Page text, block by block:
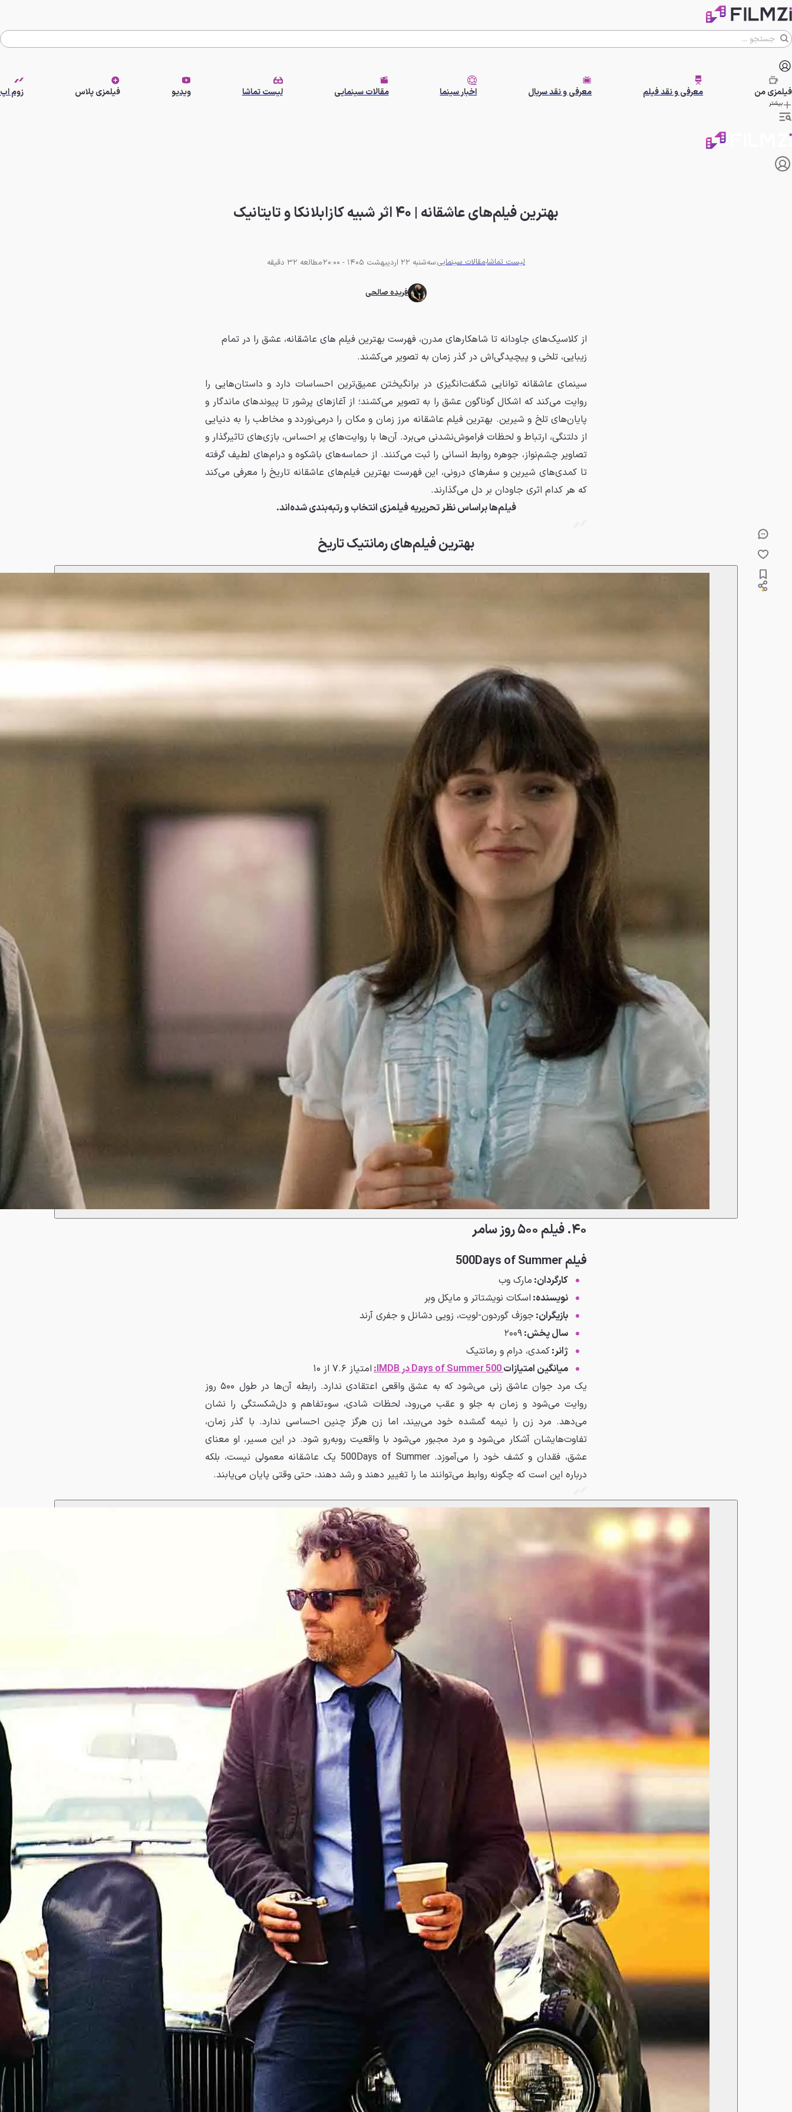
فیلمزیمن معرفی و نقد فیلم معرفی و نقد سریال اخبار سینما مقالات سینمایی لیست تماشا ویدیو فیلمزی پلاس زوم اپ
بیشتر
بهترین فیلم‌های عاشقانه | ۴۰ اثر شبیه کازابلانکا و تایتانیک
لیست تماشامقالات سینماییسه‌شنبه 22 اردیبهشت 1405 - 20:00 مطالعه 32 دقیقه
فریده صالحی
از کلاسیک‌های جاودانه تا شاهکارهای مدرن، فهرست بهترین فیلم های عاشقانه، عشق را در تمام
زیبایی، تلخی و پیچیدگی‌اش در گذر زمان به تصویر می‌کشند.
سینمای عاشقانه توانایی شگفت‌انگیزی در برانگیختن عمیق‌ترین احساسات دارد و داستان‌هایی را
روایت می‌کند که اشکال گوناگون عشق را به تصویر می‌کشند؛ از آغازهای پرشور تا پیوندهای ماندگار و
پایان‌های تلخ و شیرین. بهترین فیلم‌ عاشقانه مرز زمان و مکان را درمی‌نوردد و مخاطب را به دنیایی
از دلتنگی، ارتباط و لحظات فراموش‌نشدنی می‌برد. آن‌ها با روایت‌های پر احساس، بازی‌های تاثیرگذار و
تصاویر چشم‌نواز، جوهره روابط انسانی را ثبت می‌کنند. از حماسه‌های باشکوه و درام‌های لطیف گرفته
تا کمدی‌های شیرین و سفرهای درونی، این فهرست بهترین فیلم‌های عاشقانه تاریخ را معرفی می‌کند
که هر کدام اثری جاودان بر دل می‌گذارند.
فیلم‌ها براساس نظر تحریریه فیلمزی انتخاب و رتبه‌بندی شده‌اند.
بهترین فیلم‌های رمانتیک تاریخ
۴۰. فیلم ۵۰۰ روز سامر
فیلم 500Days of Summer
کارگردان: مارک وب
نویسنده: اسکات نویشتاتر و مایکل وبر
بازیگران: جوزف گوردون-لویت، زویی دشانل و جفری آرند
سال پخش:۲۰۰۹
ژانر:کمدی، درام و رمانتیک
میانگین امتیازات500 Days of Summer در IMDB:
امتیاز ۷.۶ از ۱۰
یک مرد جوان عاشق زنی می‌شود که به عشق واقعی اعتقادی ندارد. رابطه آن‌ها در طول ۵۰۰ روز
روایت می‌شود و زمان به جلو و عقب می‌رود، لحظات شادی، سوءتفاهم و دل‌شکستگی را نشان
می‌دهد. مرد زن را نیمه گمشده خود می‌بیند، اما زن هرگز چنین احساسی ندارد. با گذر زمان،
تفاوت‌هایشان آشکار می‌شود و مرد مجبور می‌شود با واقعیت روبه‌رو شود. در این مسیر، او معنای
عشق، فقدان و کشف خود را می‌آموزد. 500Days of Summer یک عاشقانه معمولی نیست، بلکه
درباره این است که چگونه روابط می‌توانند ما را تغییر دهند و رشد دهند، حتی وقتی پایان می‌یابند.